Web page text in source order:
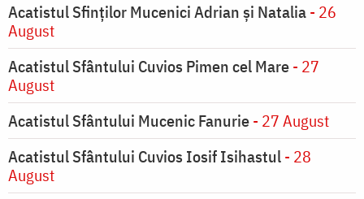
Acatistul Sfinților Mucenici Adrian și Natalia- 26
August
Acatistul Sfântului Cuvios Pimen cel Mare- 27
August
Acatistul Sfântului Mucenic Fanurie- 27 August
Acatistul Sfântului Cuvios Iosif Isihastul- 28
August